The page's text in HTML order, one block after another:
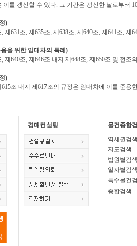
를 갱신할 수 있다. 그 기간은 갱신한 날로부터
)
, 제 631조, 제 635조, 제 638조, 제 640조, 제 641조, 제
을 위한 임대차의 특례 )
, 제 640조, 제 646조 내지 제 648조, 제 650조 및 전조
)
615조 내지 제 617조의 규정은 임대차에 이를 준용
경매컨설팅
물건종합
역세권검
지도검색
법원별검
일자별검
특수물건
종합검색